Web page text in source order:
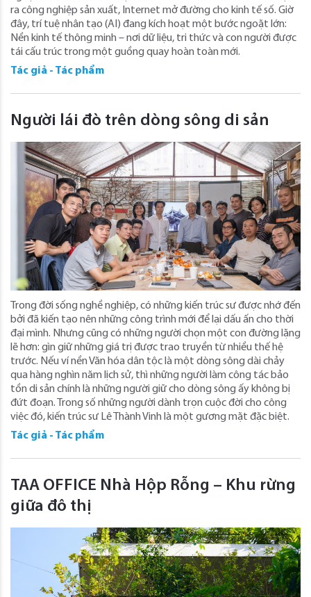
ra công nghiệp sản xuất, Internet mở đường cho kinh tế số. Giờ
đây, trí tuệ nhân tạo (AI) đang kích hoạt một bước ngoặt lớn:
Nền kinh tế thông minh – nơi dữ liệu, tri thức và con người được
tái cấu trúc trong một guồng quay hoàn toàn mới.
Tác giả - Tác phẩm
Người lái đò trên dòng sông di sản
Trong đời sống nghề nghiệp, có những kiến trúc sư được nhớ đến
bởi đã kiến tạo nên những công trình mới để lại dấu ấn cho thời
đại mình. Nhưng cũng có những người chọn một con đường lặng
lẽ hơn: gìn giữ những giá trị được trao truyền từ nhiều thế hệ
trước. Nếu ví nền Văn hóa dân tộc là một dòng sông dài chảy
qua hàng nghìn năm lịch sử, thì những người làm công tác bảo
tồn di sản chính là những người giữ cho dòng sông ấy không bị
đứt đoạn. Trong số những người dành trọn cuộc đời cho công
việc đó, kiến trúc sư Lê Thành Vinh là một gương mặt đặc biệt.
Tác giả - Tác phẩm
TAA OFFICE Nhà Hộp Rỗng – Khu rừng
giữa đô thị